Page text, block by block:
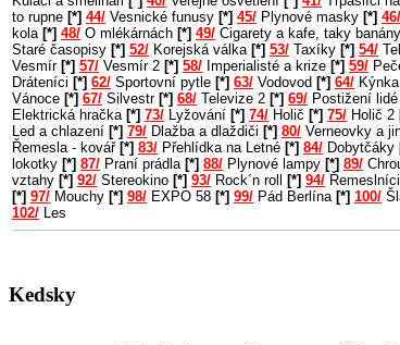
to rupne [*] 44/ Vesnické funusy [*] 45/ Plynové masky [*] 46/
kola [*] 48/ O mlékárnách [*] 49/ Cigarety a kafe, taky banány
Staré časopisy [*] 52/ Korejská válka [*] 53/ Taxíky [*] 54/
Vesmír [*] 57/ Vesmír 2 [*] 58/ Imperialisté a krize [*] 59/
Dráteníci [*] 62/ Sportovní pytle [*] 63/ Vodovod [*] 64/
Vánoce [*] 67/ Silvestr [*] 68/ Televize 2 [*] 69/ Postižení lidé
Elektrická hračka [*] 73/ Lyžování [*] 74/ Holič [*] 75/ Holič 2
Led a chlazení [*] 79/ Dlažba a dlaždiči [*] 80/ Verneovky a
Řemesla - kovář [*] 83/ Přehlídka na Letné [*] 84/ Dobytčáky
lokotky [*] 87/ Praní prádla [*] 88/ Plynové lampy [*] 89/
vztahy [*] 92/ Stereokino [*] 93/ Rock´n roll [*] 94/ Řemeslníci
[*] 97/ Mouchy [*] 98/ EXPO 58 [*] 99/ Pád Berlína [*] 100/
102/ Les
Kedsky